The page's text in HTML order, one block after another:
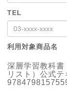
TEL
利用対象商品名
深層学習教科書
リスト）公式テ